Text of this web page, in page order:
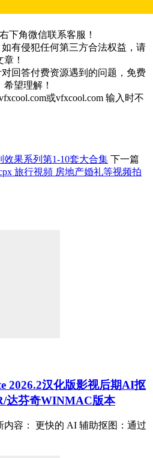
下角微信联系客服！
有侵犯任何第三方合法权益，请
！
回答付费资源遇到的问题，免费
望理解！
或vfxcool.com 输入时不
果系列第1-10套大合集 下一篇
旅行視頻 房地产婚礼等视频拍
2026.2汉化版影视后期AI抠
达芬奇WINMAC版本
内容： 更快的 AI 辅助抠图：通过